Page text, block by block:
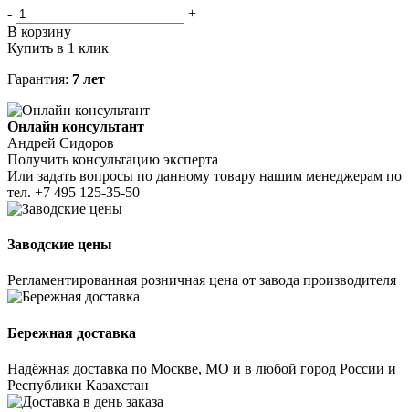
-
+
В корзину
Купить в 1 клик
Гарантия: 7 лет
Онлайн консультант
Андрей Сидоров
Получить консультацию эксперта
Или задать вопросы по данному товару нашим менеджерам по
тел. +7 495 125-35-50
Заводские цены
Регламентированная розничная цена от завода производителя
Бережная доставка
Надёжная доставка по Москве, МО и в любой город России и
Республики Казахстан